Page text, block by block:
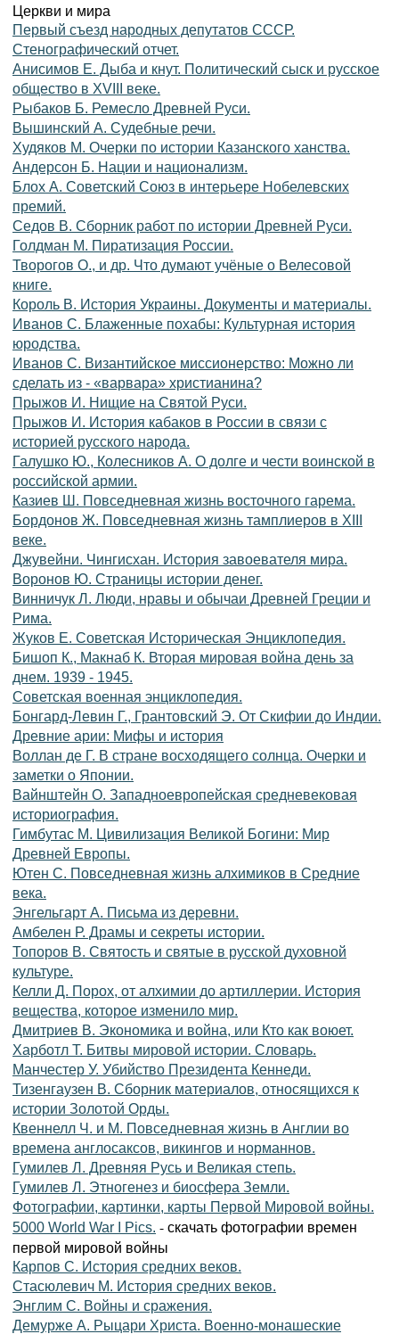
Церкви и мира
Первый съезд народных депутатов СССР.
Стенографический отчет.
Анисимов Е. Дыба и кнут. Политический сыск и русское
общество в XVIII веке.
Рыбаков Б. Ремесло Древней Руси.
Вышинский А. Судебные речи.
Худяков М. Очерки по истории Казанского ханства.
Андерсон Б. Нации и национализм.
Блох А. Советский Союз в интерьере Нобелевских
премий.
Седов В. Сборник работ по истории Древней Руси.
Голдман М. Пиратизация России.
Творогов О., и др. Что думают учёные о Велесовой
книге.
Король В. История Украины. Документы и материалы.
Иванов С. Блаженные похабы: Культурная история
юродства.
Иванов С. Византийское миссионерство: Можно ли
сделать из - «варвара» христианина?
Прыжов И. Нищие на Святой Руси.
Прыжов И. История кабаков в России в связи с
историей русского народа.
Галушко Ю., Колесников А. О долге и чести воинской в
российской армии.
Казиев Ш. Повседневная жизнь восточного гарема.
Бордонов Ж. Повседневная жизнь тамплиеров в XIII
веке.
Джувейни. Чингисхан. История завоевателя мира.
Воронов Ю. Страницы истории денег.
Винничук Л. Люди, нравы и обычаи Древней Греции и
Рима.
Жуков Е. Советская Историческая Энциклопедия.
Бишоп К., Макнаб К. Вторая мировая война день за
днем. 1939 - 1945.
Советская военная энциклопедия.
Бонгард-Левин Г., Грантовский Э. От Скифии до Индии.
Древние арии: Мифы и история
Воллан де Г. В стране восходящего солнца. Очерки и
заметки о Японии.
Вайнштейн О. Западноевропейская средневековая
историография.
Гимбутас М. Цивилизация Великой Богини: Мир
Древней Европы.
Ютен С. Повседневная жизнь алхимиков в Средние
века.
Энгельгарт А. Письма из деревни.
Амбелен Р. Драмы и секреты истории.
Топоров В. Святость и святые в русской духовной
культуре.
Келли Д. Порох, от алхимии до артиллерии. История
вещества, которое изменило мир.
Дмитриев В. Экономика и война, или Кто как воюет.
Харботл Т. Битвы мировой истории. Словарь.
Манчестер У. Убийство Президента Кеннеди.
Тизенгаузен В. Сборник материалов, относящихся к
истории Золотой Орды.
Квеннелл Ч. и М. Повседневная жизнь в Англии во
времена англосаксов, викингов и норманнов.
Гумилев Л. Древняя Русь и Великая степь.
Гумилев Л. Этногенез и биосфера Земли.
Фотографии, картинки, карты Первой Мировой войны.
5000 World War I Pics. - скачать фотографии времен
первой мировой войны
Карпов С. История средних веков.
Стасюлевич М. История средних веков.
Энглим С. Войны и сражения.
Демурже А. Рыцари Христа. Военно-монашеские